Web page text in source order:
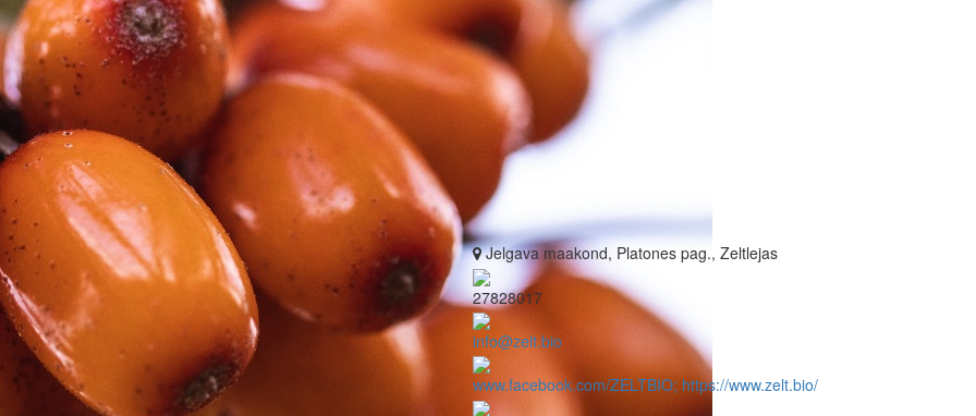
Jelgava maakond, Platones pag., Zeltlejas
27828017
info@zelt.bio
www.facebook.com/ZELTBIO; https://www.zelt.bio/